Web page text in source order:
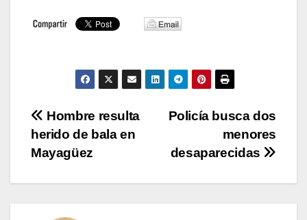
Navegación
de
entradas
Policía busca dos
menores
desaparecidas
Hombre resulta
herido de bala en
Mayagüez